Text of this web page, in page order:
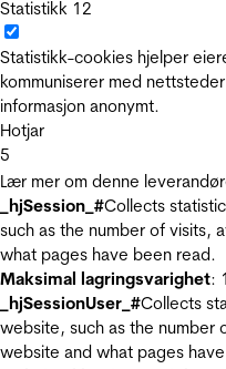
Statistikk 12
Statistikk-cookies hjelper
kommuniserer med
informasjon anonymt.
Hotjar
5
Lær mer om denne
_hjSession_#Collects
such as the number of visits,
what pages have been read.
Maksimal lagringsvarighet:
_hjSessionUser_#Collects
website, such as the number
website and what pages